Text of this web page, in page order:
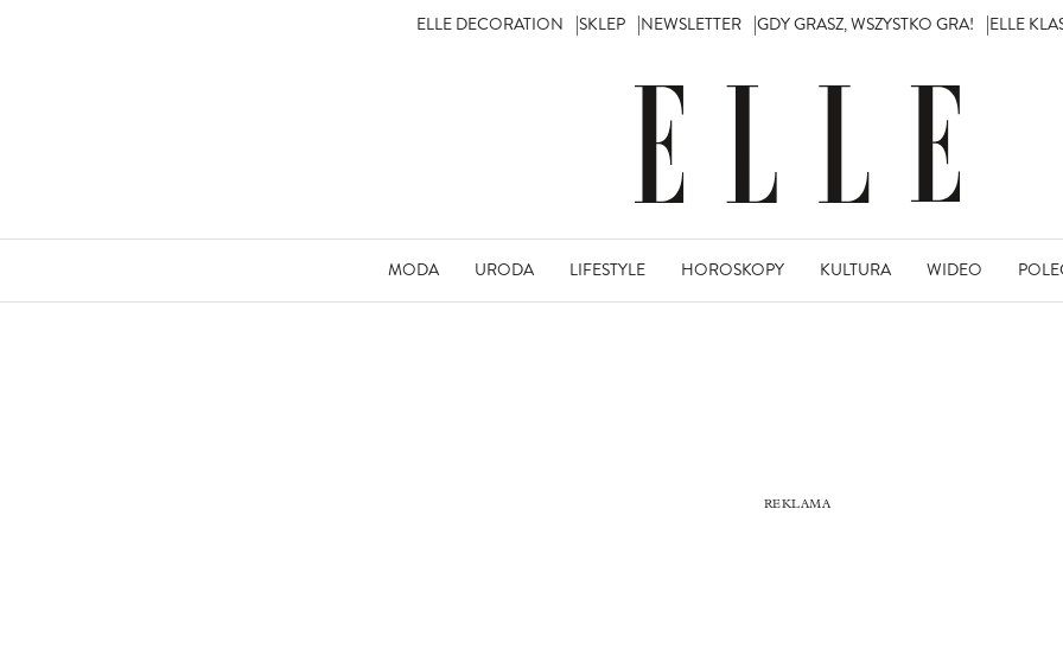
ELLE DECORATION SKLEP NEWSLETTER GDY GRASZ, WSZYSTKO GRA! ELLE
MODA URODA LIFESTYLE HOROSKOPY KULTURA WIDEO